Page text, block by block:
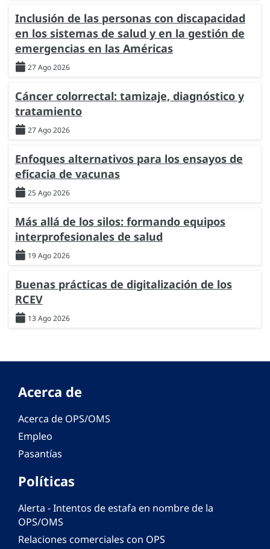
Inclusión de las personas con discapacidad
en los sistemas de salud y en la gestión de
emergencias en las Américas
27 Ago 2026
Cáncer colorrectal: tamizaje, diagnóstico y
tratamiento
27 Ago 2026
Enfoques alternativos para los ensayos de
eficacia de vacunas
25 Ago 2026
Más allá de los silos: formando equipos
interprofesionales de salud
19 Ago 2026
Buenas prácticas de digitalización de los
RCEV
13 Ago 2026
Acerca de
Acerca de OPS/OMS
Empleo
Pasantías
Políticas
Alerta - Intentos de estafa en nombre de la
OPS/OMS
Relaciones comerciales con OPS